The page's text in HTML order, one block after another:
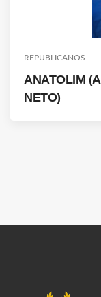
REPUBLICANOS
ANATOLIM
NETO)